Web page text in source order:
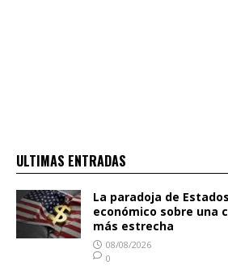
ULTIMAS ENTRADAS
La paradoja de
económico sobre una
más estrecha
08/08/2026
0